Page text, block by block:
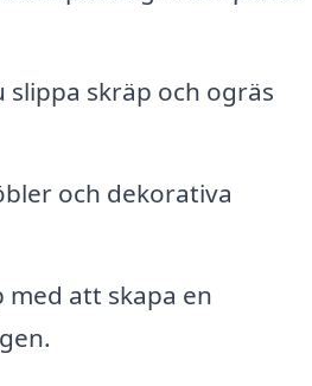
skräp och ogräs
och dekorativa
med att skapa en